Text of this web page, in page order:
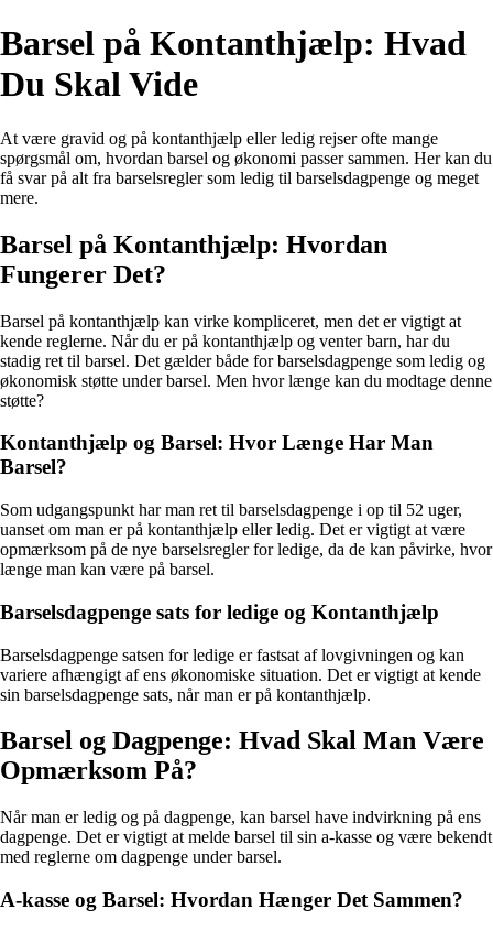
Barsel på Kontanthjælp: Hvad
Du Skal Vide
At være gravid og på kontanthjælp eller ledig rejser ofte mange
spørgsmål om, hvordan barsel og økonomi passer sammen. Her kan du
få svar på alt fra barselsregler som ledig til barselsdagpenge og meget
mere.
Barsel på Kontanthjælp: Hvordan
Fungerer Det?
Barsel på kontanthjælp kan virke kompliceret, men det er vigtigt at
kende reglerne. Når du er på kontanthjælp og venter barn, har du
stadig ret til barsel. Det gælder både for barselsdagpenge som ledig og
økonomisk støtte under barsel. Men hvor længe kan du modtage denne
støtte?
Kontanthjælp og Barsel: Hvor Længe Har Man
Barsel?
Som udgangspunkt har man ret til barselsdagpenge i op til 52 uger,
uanset om man er på kontanthjælp eller ledig. Det er vigtigt at være
opmærksom på de nye barselsregler for ledige, da de kan påvirke, hvor
længe man kan være på barsel.
Barselsdagpenge sats for ledige og Kontanthjælp
Barselsdagpenge satsen for ledige er fastsat af lovgivningen og kan
variere afhængigt af ens økonomiske situation. Det er vigtigt at kende
sin barselsdagpenge sats, når man er på kontanthjælp.
Barsel og Dagpenge: Hvad Skal Man Være
Opmærksom På?
Når man er ledig og på dagpenge, kan barsel have indvirkning på ens
dagpenge. Det er vigtigt at melde barsel til sin a-kasse og være bekendt
med reglerne om dagpenge under barsel.
A-kasse og Barsel: Hvordan Hænger Det Sammen?